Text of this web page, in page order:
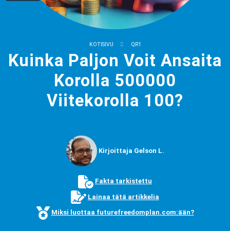
KOTISIVU QR1
Kuinka Paljon Voit Ansaita
Korolla 500000
Viitekorolla 100?
Kirjoittaja Gelson L.
Fakta tarkistettu
Lainaa tätä artikkelia
Miksi luottaa futurefreedomplan.com:ään?